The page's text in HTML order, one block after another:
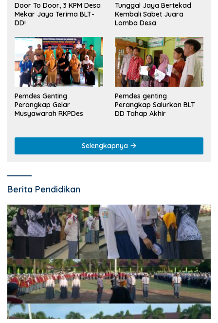
Door To Door, 3 KPM Desa
Mekar Jaya Terima BLT-
DD!
Tunggal Jaya Bertekad
Kembali Sabet Juara
Lomba Desa
Pemdes Genting
Perangkap Gelar
Musyawarah RKPDes
Pemdes genting
Perangkap Salurkan BLT
DD Tahap Akhir
Selengkapnya
Berita Pendidikan